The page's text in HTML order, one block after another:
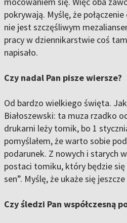
pokrywają. Myślę, że
nie jest szczęśliwym
pracy w dziennikarstwie coś
napisało.
Czy nadal Pan pisze wiersze?
Od bardzo wielkiego święta.
Białoszewski: ta muza rzadko
drukarni leży tomik, bo 1
pomyślałem, że warto sobie
podarunek. Z nowych i starych
postaci tomiku, który będzie się
sen”. Myślę, że ukaże się
Czy śledzi Pan współczesną